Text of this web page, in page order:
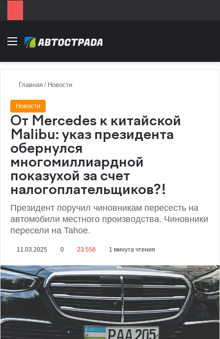
Menu
Главная / Новости
Новости
От Mercedes к китайской
Malibu: указ президента
обернулся
многомиллиардной
показухой за счет
налогоплательщиков?!
Президент поручил чиновникам пересесть на
автомобили местного производства. Чиновники
пересели на Tahoe.
11.03.2025 0 23 558 1 минута чтения